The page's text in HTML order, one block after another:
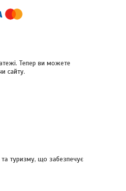
Тепер ви можете
сайту.
туризму, що забезпечує